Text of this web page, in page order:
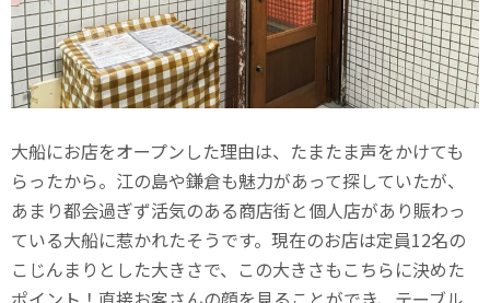
大船にお店をオープンした理由は、たまたま声をかけても
らったから。江の島や鎌倉も魅力があって探していたが、
あまり都会過ぎず活気のある商店街と個人店があり賑わっ
ている大船に惹かれたそうです。現在のお店は定員12名の
こじんまりとした大きさで、この大きさもこちらに決めた